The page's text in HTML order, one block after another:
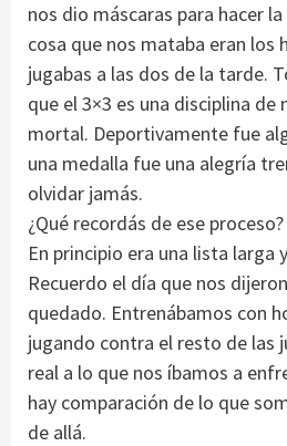
nos dio máscaras para hacer
cosa que nos mataba eran los
jugabas a las dos de la tarde.
que el 3×3 es una disciplina de
mortal. Deportivamente fue
una medalla fue una alegría
olvidar jamás.
¿Qué recordás de ese proceso?
En principio era una lista larga
Recuerdo el día que nos
quedado. Entrenábamos con
jugando contra el resto de las
real a lo que nos íbamos a
hay comparación de lo que
de allá.